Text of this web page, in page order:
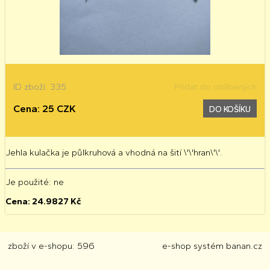
ID zboží: 335 Přidat do oblíbených
Cena: 25 CZK DO KOŠÍKU
Jehla kulačka je půlkruhová a vhodná na šití \'\'hran\'\'.
Je použité: ne
Cena: 24.9827 Kč
zboží v e-shopu: 596 e-shop systém banan.cz